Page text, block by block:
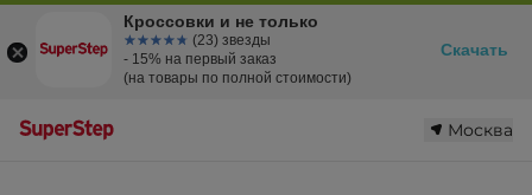
Москва
Кроссовки и не только
☆☆☆☆☆
★★★★★ (23) звезды
- 15% на первый заказ
(на товары по полной стоимости)
Скачать